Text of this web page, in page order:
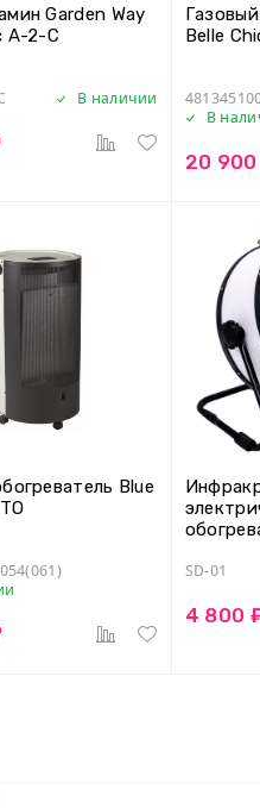
Garden Way
A-2-C
В наличии
Belle
В
20
Blue
SD-01
4 800